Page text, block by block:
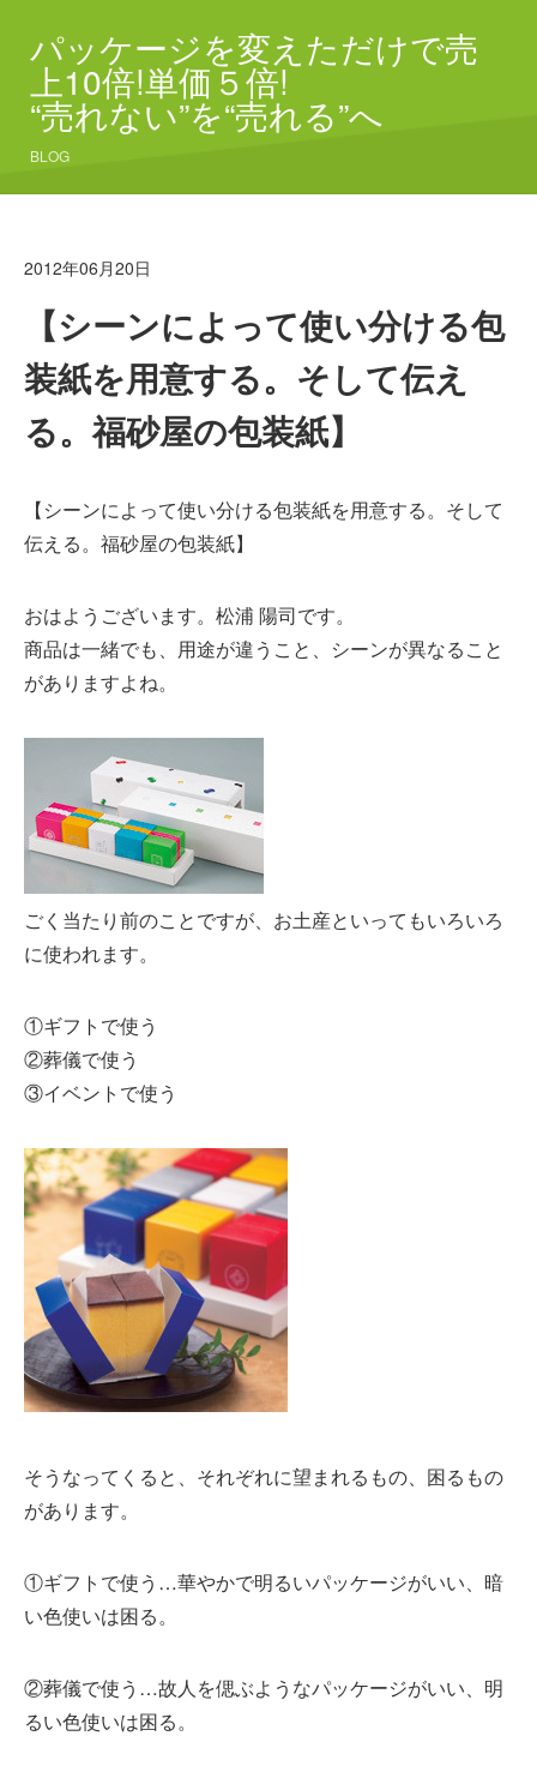
パッケージを変えただけで売
上10倍!単価５倍!
“売れない”を“売れる”へ
BLOG
2012年06月20日
【シーンによって使い分ける包
装紙を用意する。そして伝え
る。福砂屋の包装紙】
【シーンによって使い分ける包装紙を用意する。そして
伝える。福砂屋の包装紙】
おはようございます。松浦 陽司です。
商品は一緒でも、用途が違うこと、シーンが異なること
がありますよね。
ごく当たり前のことですが、お土産といってもいろいろ
に使われます。
①ギフトで使う
②葬儀で使う
③イベントで使う
そうなってくると、それぞれに望まれるもの、困るもの
があります。
①ギフトで使う…華やかで明るいパッケージがいい、暗
い色使いは困る。
②葬儀で使う…故人を偲ぶようなパッケージがいい、明
るい色使いは困る。